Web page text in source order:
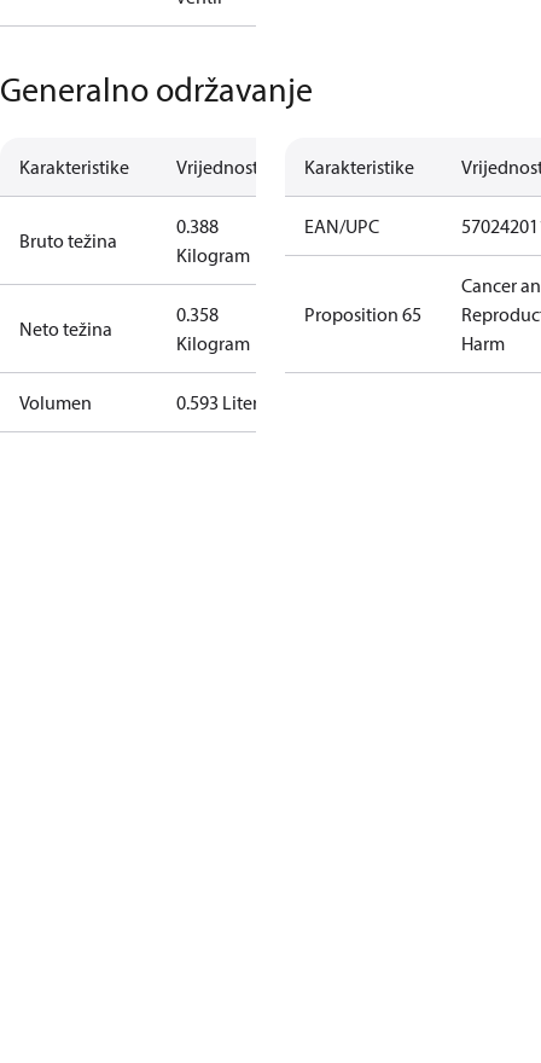
Generalno održavanje
Karakteristike Vrijednost
Bruto težina
0.388
Kilogram
Neto težina
0.358
Kilogram
Volumen 0.593 Liter
Karakteristike
EAN/UPC
Proposition 65
Cancer
Harm